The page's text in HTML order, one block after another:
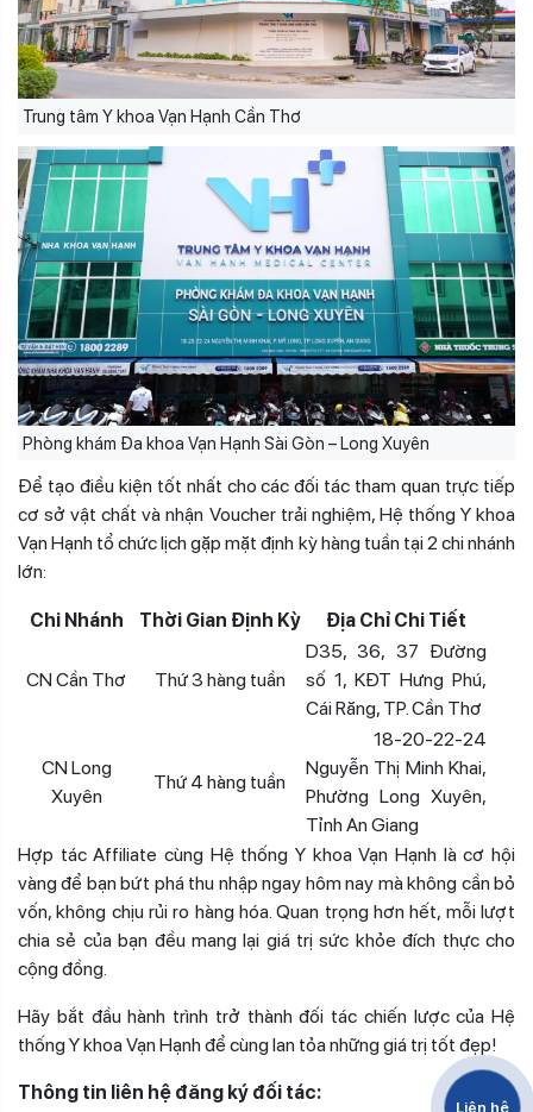
Trung tâm Y khoa Vạn Hạnh Cần Thơ
Phòng khám Đa khoa Vạn Hạnh Sài Gòn – Long Xuyên
Để tạo điều kiện tốt nhất cho các đối tác tham quan trực tiếp
cơ sở vật chất và nhận Voucher trải nghiệm, Hệ thống Y khoa
Vạn Hạnh tổ chức lịch gặp mặt định kỳ hàng tuần tại 2 chi nhánh
lớn:
Chi Nhánh Thời Gian Định Kỳ Địa Chỉ Chi Tiết
CN Cần Thơ Thứ 3 hàng tuần
D35, 36, 37 Đường
số 1, KĐT Hưng Phú,
Cái Răng, TP. Cần Thơ
CN Long
Xuyên
Thứ 4 hàng tuần
18-20-22-24
Nguyễn Thị Minh Khai,
Phường Long Xuyên,
Tỉnh An Giang
Hợp tác Affiliate cùng Hệ thống Y khoa Vạn Hạnh là cơ hội
vàng để bạn bứt phá thu nhập ngay hôm nay mà không cần bỏ
vốn, không chịu rủi ro hàng hóa. Quan trọng hơn hết, mỗi lượt
chia sẻ của bạn đều mang lại giá trị sức khỏe đích thực cho
cộng đồng.
Hãy bắt đầu hành trình trở thành đối tác chiến lược của Hệ
thống Y khoa Vạn Hạnh để cùng lan tỏa những giá trị tốt đẹp!
Thông tin liên hệ đăng ký đối tác:
Liên hệ